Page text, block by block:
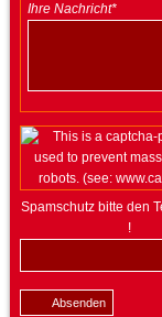
Ihre Nachricht*
Spamschutz bitte den
!